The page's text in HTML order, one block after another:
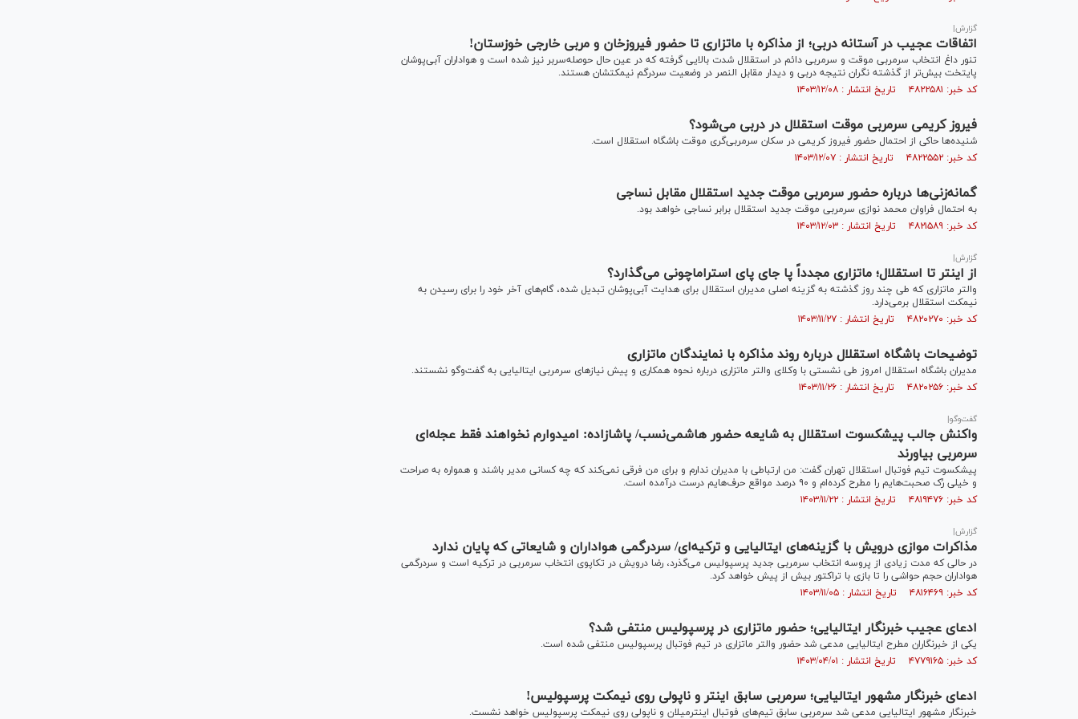
گزارش|
اتفاقات عجیب در آستانه دربی؛ از مذاکره با ماتزاری تا حضور فیروزخان و مربی خارجی خوزستان!
تنور داغ انتخاب سرمربی موقت و سرمربی دائم در استقلال شدت بالایی گرفته که در عین حال حوصله‌سربر نیز شده است و هواداران آبی‌پوشان
پایتخت بیش‌تر از گذشته نگران نتیجه دربی و دیدار مقابل النصر در وضعیت سردرگم نیمکتشان هستند.
کد خبر: ۴۸۲۲۵۸۱ تاریخ انتشار : ۱۴۰۳/۱۲/۰۸
فیروز کریمی سرمربی موقت استقلال در دربی می‌شود؟
شنیده‌ها حاکی از احتمال حضور فیروز کریمی در سکان سرمربی‌گری موقت باشگاه استقلال است.
کد خبر: ۴۸۲۲۵۵۲ تاریخ انتشار : ۱۴۰۳/۱۲/۰۷
گمانه‌زنی‌ها درباره حضور سرمربی موقت جدید استقلال مقابل نساجی
به احتمال فراوان محمد نوازی سرمربی موقت جدید استقلال برابر نساجی خواهد بود.
کد خبر: ۴۸۲۱۵۸۹ تاریخ انتشار : ۱۴۰۳/۱۲/۰۳
گزارش|
از اینتر تا استقلال؛ ماتزاری مجدداً پا جای پای استراماچونی می‌گذارد؟
والتر ماتزاری که طی چند روز گذشته به گزینه اصلی مدیران استقلال برای هدایت آبی‌پوشان تبدیل شده، گام‌های آخر خود را برای رسیدن به
نیمکت استقلال برمی‌دارد.
کد خبر: ۴۸۲۰۲۷۰ تاریخ انتشار : ۱۴۰۳/۱۱/۲۷
توضیحات باشگاه استقلال درباره روند مذاکره با نمایندگان ماتزاری
مدیران باشگاه استقلال امروز طی نشستی با وکلای والتر ماتزاری درباره نحوه همکاری و پیش نیاز‌های سرمربی ایتالیایی به گفت‌وگو نشستند.
کد خبر: ۴۸۲۰۲۵۶ تاریخ انتشار : ۱۴۰۳/۱۱/۲۶
گفت‌وگو|
واکنش جالب پیشکسوت استقلال به شایعه حضور هاشمی‌نسب/ پاشازاده: امیدوارم نخواهند فقط عجله‌ای
سرمربی بیاورند
پیشکسوت تیم فوتبال استقلال تهران گفت: من ارتباطی با مدیران ندارم و برای من فرقی نمی‌کند که چه کسانی مدیر باشند و همواره به صراحت
و خیلی رُک صحبت‌هایم را مطرح کرده‌ام و ۹۰ درصد مواقع حرف‌هایم درست درآمده است.
کد خبر: ۴۸۱۹۴۷۶ تاریخ انتشار : ۱۴۰۳/۱۱/۲۲
گزارش|
مذاکرات موازی درویش با گزینه‌های ایتالیایی و ترکیه‌ای/ سردرگمی هواداران و شایعاتی که پایان ندارد
در حالی که مدت زیادی از پروسه انتخاب سرمربی جدید پرسپولیس می‌گذرد، رضا درویش در تکاپوی انتخاب سرمربی در ترکیه است و سردرگمی
هواداران حجم حواشی را تا بازی با تراکتور بیش از پیش خواهد کرد.
کد خبر: ۴۸۱۶۴۶۹ تاریخ انتشار : ۱۴۰۳/۱۱/۰۵
ادعای عجیب خبرنگار ایتالیایی؛ حضور ماتزاری در پرسپولیس منتفی شد؟
یکی از خبرنگاران مطرح ایتالیایی مدعی شد حضور‌ والتر ماتزاری در تیم فوتبال پرسپولیس منتفی شده‌ است.
کد خبر: ۴۷۷۹۱۶۵ تاریخ انتشار : ۱۴۰۳/۰۴/۰۱
ادعای خبرنگار مشهور ایتالیایی؛ سرمربی سابق اینتر و ناپولی روی نیمکت پرسپولیس!
خبرنگار مشهور ایتالیایی مدعی شد سرمربی سابق تیم‌های فوتبال اینترمیلان و ناپولی روی نیمکت پرسپولیس خواهد نشست.